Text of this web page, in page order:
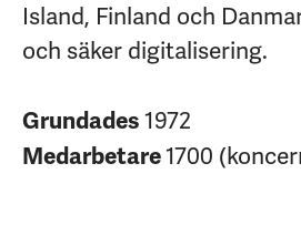
Island, Finland och
och säker digitalisering.
Grundades1972
Medarbetare1700